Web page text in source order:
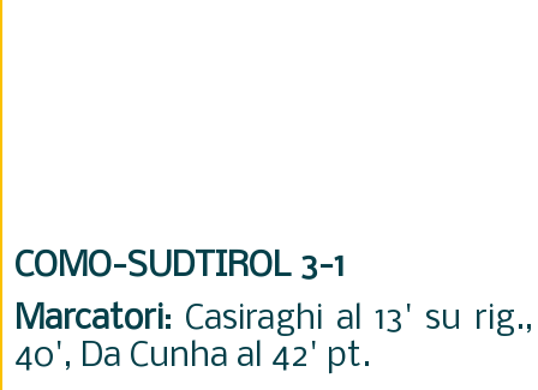
COMO-SUDTIROL 3-1
Marcatori: Casiraghi al 13' su
40', Da Cunha al 42' pt.